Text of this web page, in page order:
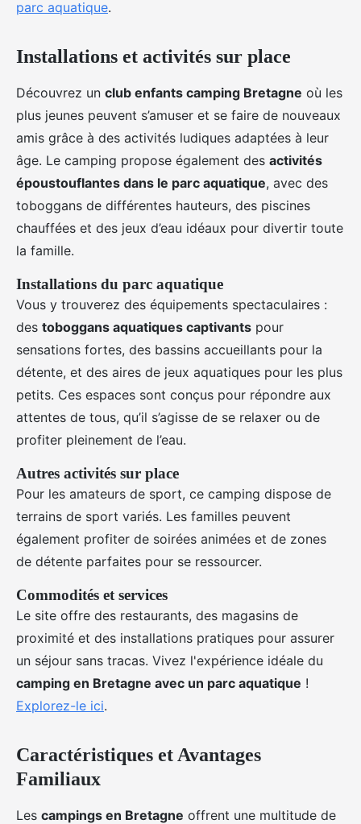
parc aquatique.
Installations et activités sur place
Découvrez un club enfants camping Bretagne où les
plus jeunes peuvent s’amuser et se faire de nouveaux
amis grâce à des activités ludiques adaptées à leur
âge. Le camping propose également des activités
époustouflantes dans le parc aquatique, avec des
toboggans de différentes hauteurs, des piscines
chauffées et des jeux d’eau idéaux pour divertir toute
la famille.
Installations du parc aquatique
Vous y trouverez des équipements spectaculaires :
des toboggans aquatiques captivants pour
sensations fortes, des bassins accueillants pour la
détente, et des aires de jeux aquatiques pour les plus
petits. Ces espaces sont conçus pour répondre aux
attentes de tous, qu’il s’agisse de se relaxer ou de
profiter pleinement de l’eau.
Autres activités sur place
Pour les amateurs de sport, ce camping dispose de
terrains de sport variés. Les familles peuvent
également profiter de soirées animées et de zones
de détente parfaites pour se ressourcer.
Commodités et services
Le site offre des restaurants, des magasins de
proximité et des installations pratiques pour assurer
un séjour sans tracas. Vivez l'expérience idéale du
camping en Bretagne avec un parc aquatique !
Explorez-le ici.
Caractéristiques et Avantages
Familiaux
Les campings en Bretagne offrent une multitude de